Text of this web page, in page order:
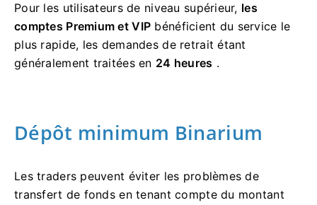
Pour les utilisateurs de niveau supérieur, les
comptes Premium et VIP bénéficient du service le
plus rapide, les demandes de retrait étant
généralement traitées en 24 heures .
Dépôt minimum Binarium
Les traders peuvent éviter les problèmes de
transfert de fonds en tenant compte du montant